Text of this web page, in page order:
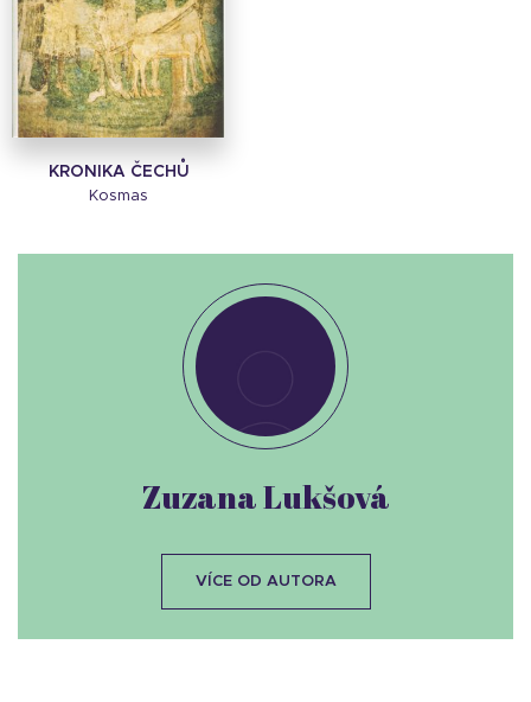
KRONIKA ČECHŮ
Kosmas
Zuzana Lukšová
VÍCE OD AUTORA